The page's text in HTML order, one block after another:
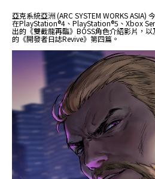
亞克系統亞洲 (ARC SYSTEM WORKS
在PlayStation®4、PlayStation®5、Xbox
出的《雙截龍再臨》BOSS角色介紹影片，
的《開發者日誌Revive》第四篇。